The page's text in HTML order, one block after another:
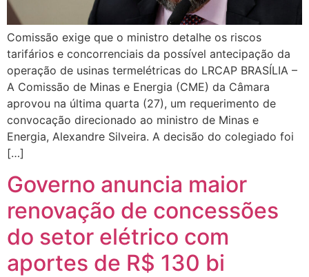
Comissão exige que o ministro detalhe os riscos
tarifários e concorrenciais da possível antecipação da
operação de usinas termelétricas do LRCAP BRASÍLIA –
A Comissão de Minas e Energia (CME) da Câmara
aprovou na última quarta (27), um requerimento de
convocação direcionado ao ministro de Minas e
Energia, Alexandre Silveira. A decisão do colegiado foi
[…]
Governo anuncia maior
renovação de concessões
do setor elétrico com
aportes de R$ 130 bi